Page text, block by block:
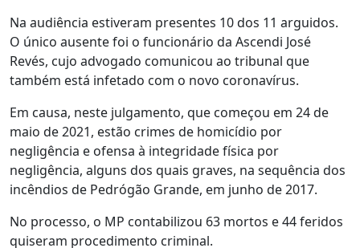
Na audiência estiveram presentes 10 dos 11 arguidos.
O único ausente foi o funcionário da Ascendi José
Revés, cujo advogado comunicou ao tribunal que
também está infetado com o novo coronavírus.
Em causa, neste julgamento, que começou em 24 de
maio de 2021, estão crimes de homicídio por
negligência e ofensa à integridade física por
negligência, alguns dos quais graves, na sequência dos
incêndios de Pedrógão Grande, em junho de 2017.
No processo, o MP contabilizou 63 mortos e 44 feridos
quiseram procedimento criminal.